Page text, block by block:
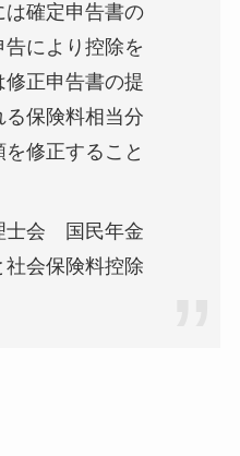
は確定申告書の
により控除を
正申告書の提
保険料相当分
修正すること
士会 国民年金
会保険料控除